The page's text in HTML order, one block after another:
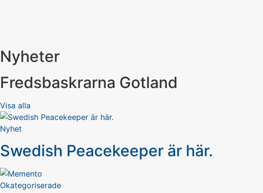
Nyheter
Fredsbaskrarna Gotland
Visa alla
Nyhet
Swedish Peacekeeper är här.
Okategoriserade